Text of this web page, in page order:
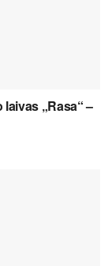
„Rasa“ –